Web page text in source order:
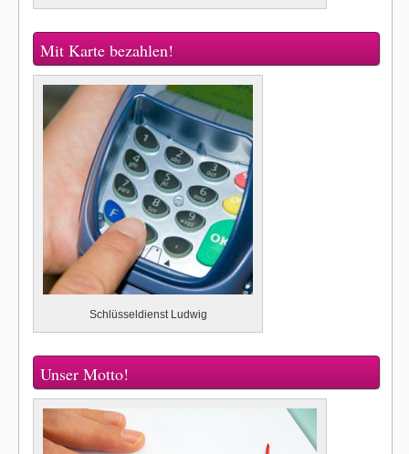
Mit Karte bezahlen!
Schlüsseldienst Ludwig
Unser Motto!